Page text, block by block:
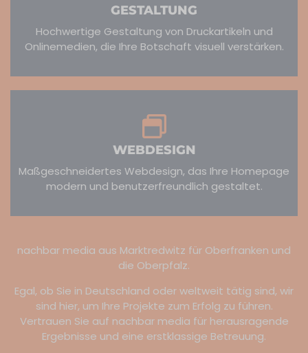
GESTALTUNG
Hochwertige Gestaltung von Druckartikeln und
Onlinemedien, die Ihre Botschaft visuell verstärken.​
WEBDESIGN
Maßgeschneidertes Webdesign, das Ihre Homepage
modern und benutzerfreundlich gestaltet.
nachbar media aus Marktredwitz für Oberfranken und
die Oberpfalz.
Egal, ob Sie in Deutschland oder weltweit tätig sind, wir
sind hier, um Ihre Projekte zum Erfolg zu führen.
Vertrauen Sie auf nachbar media für herausragende
Ergebnisse und eine erstklassige Betreuung.